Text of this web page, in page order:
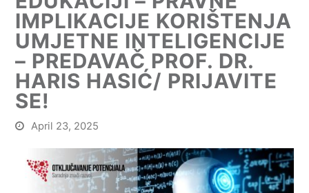
IMPLIKACIJE KORIŠTENJA
UMJETNE INTELIGENCIJE
– PREDAVAČ PROF. DR.
HARIS HASIĆ/ PRIJAVITE
SE!
April 23, 2025